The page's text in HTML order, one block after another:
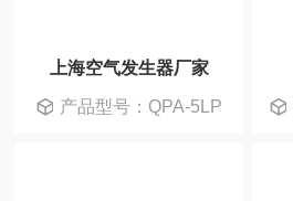
上海空气发生器厂家
产品型号：QPA-5LP